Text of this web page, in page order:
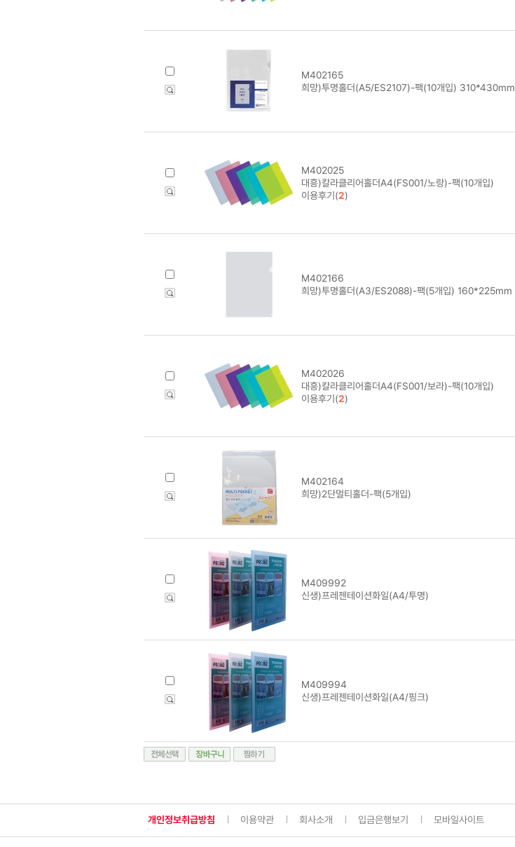
M402165
희망)투명홀더(A5/ES2107)-팩(10개입) 310*430mm
M402025
대흥)칼라클리어홀더A4(FS001/노랑)-팩(10개입)
이용후기(2)
M402166
희망)투명홀더(A3/ES2088)-팩(5개입) 160*225mm
M402026
대흥)칼라클리어홀더A4(FS001/보라)-팩(10개입)
이용후기(2)
M402164
희망)2단멀티홀더-팩(5개입)
M409992
신생)프레젠테이션화일(A4/투명)
M409994
신생)프레젠테이션화일(A4/핑크)
개인정보취급방침 이용약관 회사소개 입금은행보기 모바일사이트